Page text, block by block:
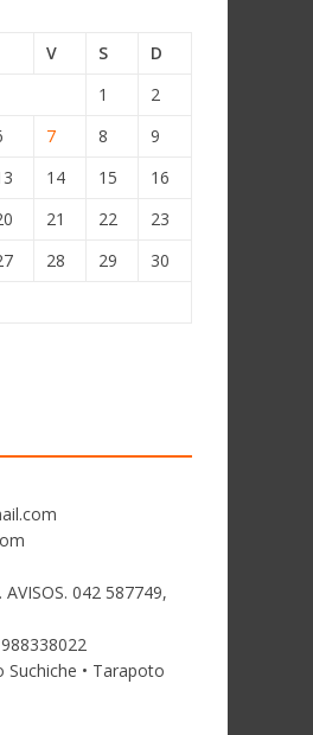
V S
D
1
2
7 8
9
14 15
16
21 22
23
28 29
30
042 587749,
Suchiche • Tarapoto